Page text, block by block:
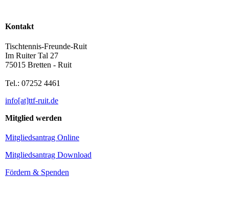
Kontakt
Tischtennis-Freunde-Ruit
Im Ruiter Tal 27
75015 Bretten - Ruit
Tel.: 07252 4461
info[at]ttf-ruit.de
Mitglied werden
Mitgliedsantrag Online
Mitgliedsantrag Download
Fördern & Spenden